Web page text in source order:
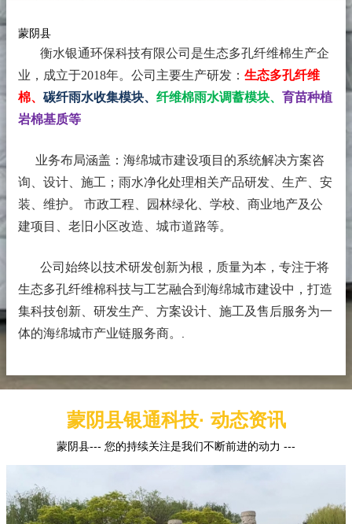
蒙阴县
衡水银通环保科技有限公司是生态多孔纤维棉生产企
业，成立于2018年。 公司主要生产研发： 生态多孔纤维
棉、 碳纤雨水收集模块、 纤维棉雨水调蓄模块、 育苗种植
岩棉基质等
业务布局涵盖：海绵城市建设项目的系统解决方案咨
询、设计、施工；雨水净化处理相关产品研发、生产、安
装、维护。 市政工程、园林绿化、学校、商业地产及公
建项目、老旧小区改造、城市道路等。
公司始终以技术研发创新为根，质量为本，专注于将
生态多孔纤维棉科技与工艺融合到海绵城市建设中，打造
集科技创新、研发生产、方案设计、施工及售后服务为一
体的海绵城市产业链服务商。
蒙阴县银通科技· 动态资讯
蒙阴县--- 您的持续关注是我们不断前进的动力 ---